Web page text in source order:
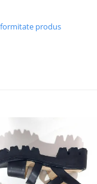
produs